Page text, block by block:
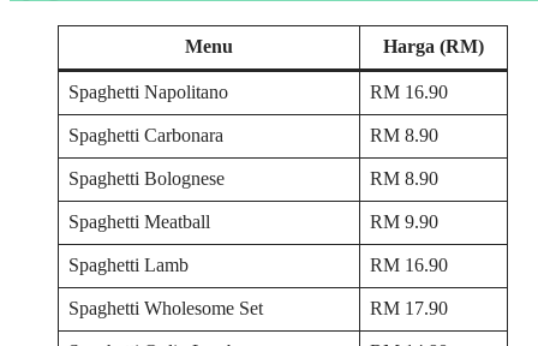
Menu Harga (RM)
Spaghetti Napolitano
RM 16.90
Spaghetti Carbonara
RM 8.90
Spaghetti Bolognese
RM 8.90
Spaghetti Meatball
RM 9.90
Spaghetti Lamb
RM 16.90
Spaghetti Wholesome Set
RM 17.90